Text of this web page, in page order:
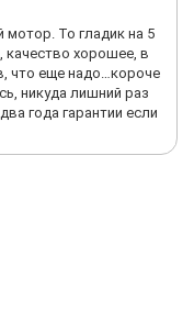
То гладик на 5
качество хорошее, в
что еще надо…короче
никуда лишний раз
года гарантии если